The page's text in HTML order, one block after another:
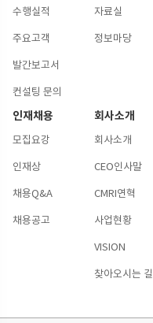
수행실적
주요고객
발간보고서
컨설팅 문의
자료실
정보마당
인재채용
모집요강
인재상
채용Q&A
채용공고
회사소개
회사소개
CEO인사말
CMRI연혁
사업현황
VISION
찾아오시는 길